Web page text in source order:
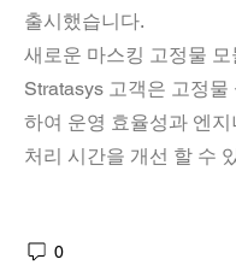
출시했습니다.
새로운 마스킹 고정물 모
Stratasys 고객은 고정물
하여 운영 효율성과 엔지
처리 시간을 개선 할 수
0